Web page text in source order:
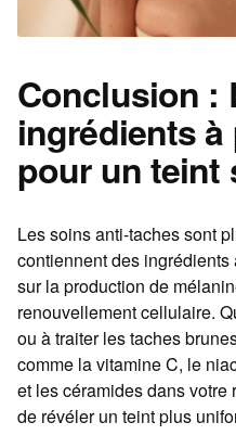
Conclusion :
ingrédients
pour un teint
Les soins anti-taches sont
contiennent des
sur la production de
renouvellement cellulaire.
ou à traiter les taches
comme la vitamine C, le
et les céramides dans
de révéler un teint plus